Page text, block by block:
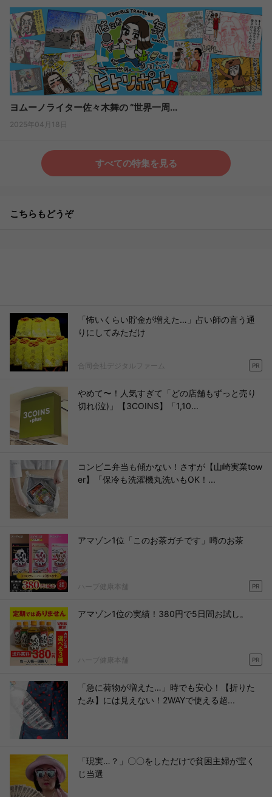
ヨムーノライター佐々木舞の “世界一周...
2025年04月18日
すべての特集を見る
こちらもどうぞ
「怖いくらい貯金が増えた…」占い師の言う通
りにしてみただけ
合同会社デジタルファーム PR
やめて〜！人気すぎて「どの店舗もずっと売り
切れ(泣)」【3COINS】「1,10...
コンビニ弁当も傾かない！さすが【山崎実業tow
er】「保冷も洗濯機丸洗いもOK！...
アマゾン1位「このお茶ガチです」噂のお茶
ハーブ健康本舗 PR
アマゾン1位の実績！380円で5日間お試し。
ハーブ健康本舗 PR
「急に荷物が増えた…」時でも安心！【折りた
たみ】には見えない！2WAYで使える超...
「現実…？」〇〇をしただけで貧困主婦が宝く
じ当選